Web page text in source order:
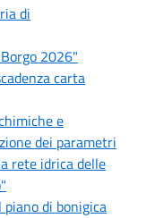
di
2026"
carta
e
dei parametri
rete idrica delle
di bonigica